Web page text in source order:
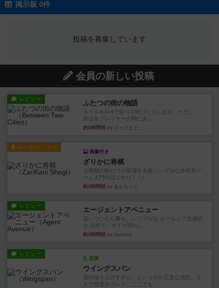
掲示板 0件
投稿を募集しています
会員の新しい投稿
レビュー ふたつの街の物語
タイルを4×4で並べて街づくりします。ただし、
街は各プレイヤーの間にあ...
約3時間前 by ジェイとと
ルール/インスト
画像付き
ざりかに将棋
３種類の駒だけが登場する超シンプルな将棋系ゲ
ーム入門作品です♪(＾＾)...
約3時間前 by あんちっく
レビュー エージェントアベニュー
追いついたら勝ち。シンプルな ルールとで直感的
な 目的で、ボドゲ慣れし...
約3時間前 by daisdice
レビュー
充実
ウイングスパン
期待値を上げすぎた、というのが正直な感想。２
人で何度かプレイ。ここでも...